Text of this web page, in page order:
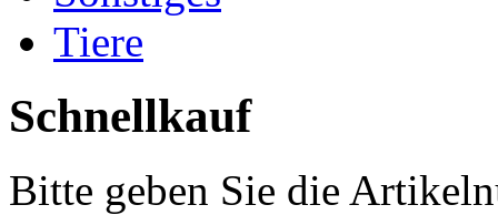
Tiere
Schnellkauf
Bitte geben Sie die